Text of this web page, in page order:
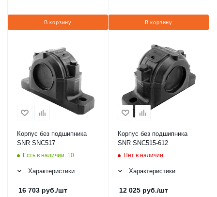
В корзину В корзину
Корпус без подшипника
SNR SNC517
Есть в наличии: 10
Характеристики
16 703 руб./шт
Корпус без подшипника
SNR SNC515-612
Нет в наличии
Характеристики
12 025 руб./шт